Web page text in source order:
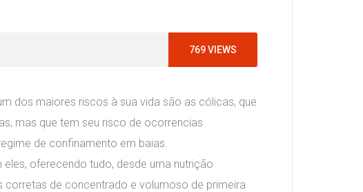
769VIEWS
dos maiores riscos à sua vida são as cólicas, que
mas que tem seu risco de ocorrencias
de confinamento em baias.
oferecendo tudo, desde uma nutrição
corretas de concentrado e volumoso de primeira